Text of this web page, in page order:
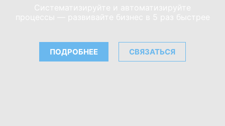
Систематизируйте и автоматизируйте
процессы — развивайте бизнес в 5 раз быстрее
ПОДРОБНЕЕ СВЯЗАТЬСЯ